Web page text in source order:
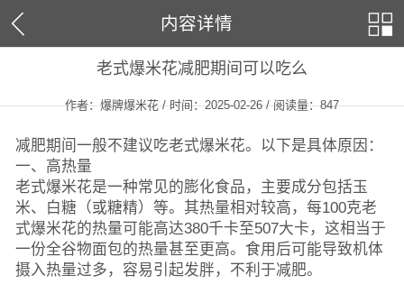
内容详情
老式爆米花减肥期间可以吃么
作者：爆牌爆米花 / 时间：2025-02-26 / 阅读量：847
减肥期间一般不建议吃老式爆米花。以下是具体原因：
一、高热量
老式爆米花是一种常见的膨化食品，主要成分包括玉
米、白糖（或糖精）等。其热量相对较高，每100克老
式爆米花的热量可能高达380千卡至507大卡，这相当于
一份全谷物面包的热量甚至更高。食用后可能导致机体
摄入热量过多，容易引起发胖，不利于减肥。